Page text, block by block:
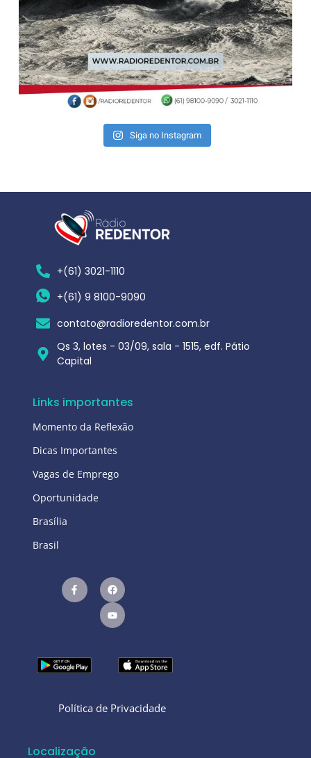
Siga no Instagram
+(61) 3021-1110
+(61) 9 8100-9090
contato@radioredentor.com.br
Qs 3, lotes - 03/09, sala - 1515, edf. Pátio
Capital
Links importantes
Momento da Reflexão
Dicas Importantes
Vagas de Emprego
Oportunidade
Brasília
Brasil
Política de Privacidade
Localização